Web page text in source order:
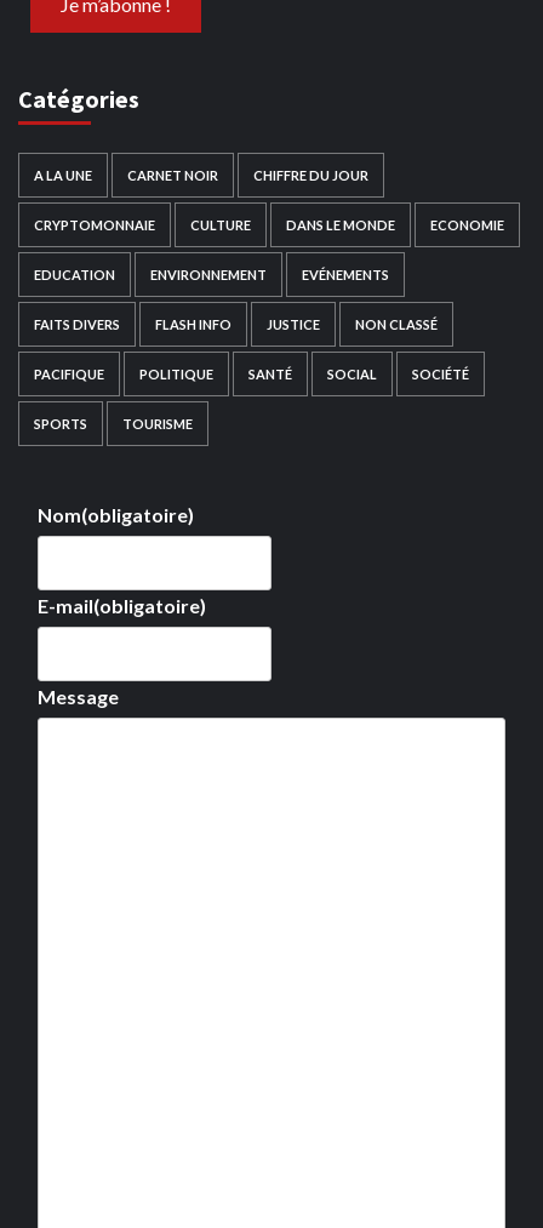
Catégories
A LA UNE CARNET NOIR CHIFFRE DU JOUR
CRYPTOMONNAIE CULTURE DANS LE MONDE ECONOMIE
EDUCATION ENVIRONNEMENT EVÉNEMENTS
FAITS DIVERS FLASH INFO JUSTICE NON CLASSÉ
PACIFIQUE POLITIQUE SANTÉ SOCIAL SOCIÉTÉ
SPORTS TOURISME
Nom(obligatoire)
E-mail(obligatoire)
Message